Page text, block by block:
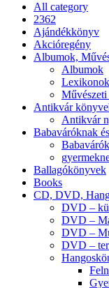
All category
2362
Ajándékkönyv
Akcióregény
Albumok,
Albumok
Lexikonok
Antikvár
Antikvár
Babaváróknak
Ballagókönyvek
Books
CD, DVD,
DVD –
DVD –
DVD –
DVD –